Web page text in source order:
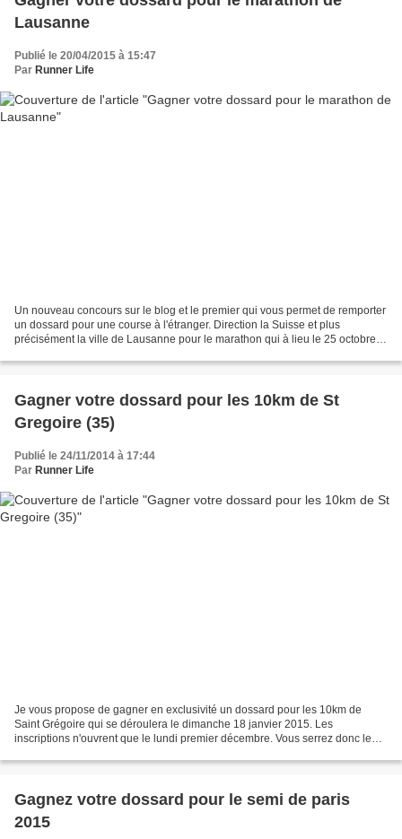
Lausanne
Publié le 20/04/2015 à 15:47
Par Runner Life
Un nouveau concours sur le blog et le premier qui vous permet de remporter
un dossard pour une course à l'étranger. Direction la Suisse et plus
précisément la ville de Lausanne pour le marathon qui à lieu le 25 octobre
Gagner votre dossard pour les 10km de St
Gregoire (35)
Publié le 24/11/2014 à 17:44
Par Runner Life
Je vous propose de gagner en exclusivité un dossard pour les 10km de
Saint Grégoire qui se déroulera le dimanche 18 janvier 2015. Les
inscriptions n'ouvrent que le lundi premier décembre. Vous serrez donc le
Gagnez votre dossard pour le semi de paris
2015